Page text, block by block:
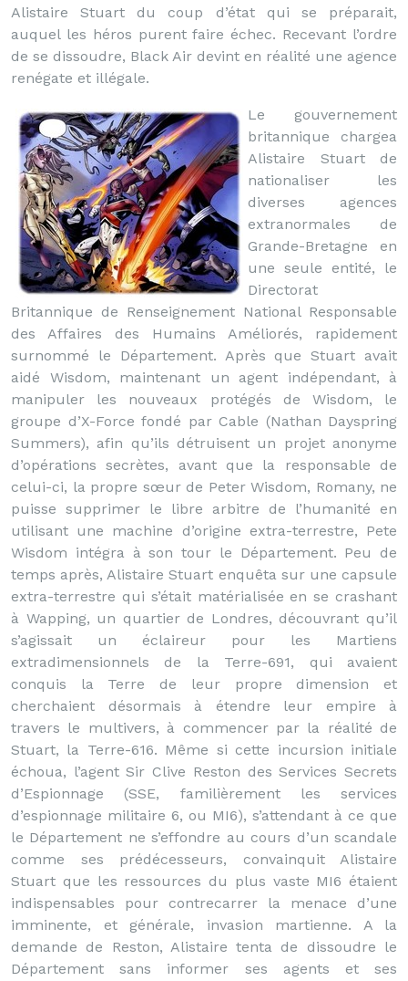
Alistaire Stuart du coup d’état qui se préparait,
auquel les héros purent faire échec. Recevant l’ordre
de se dissoudre, Black Air devint en réalité une agence
renégate et illégale.
Le gouvernement
britannique chargea
Alistaire Stuart de
nationaliser les
diverses agences
extranormales de
Grande-Bretagne en
une seule entité, le
Directorat
Britannique de Renseignement National Responsable
des Affaires des Humains Améliorés, rapidement
surnommé le Département. Après que Stuart avait
aidé Wisdom, maintenant un agent indépendant, à
manipuler les nouveaux protégés de Wisdom, le
groupe d’X-Force fondé par Cable (Nathan Dayspring
Summers), afin qu’ils détruisent un projet anonyme
d’opérations secrètes, avant que la responsable de
celui-ci, la propre sœur de Peter Wisdom, Romany, ne
puisse supprimer le libre arbitre de l’humanité en
utilisant une machine d’origine extra-terrestre, Pete
Wisdom intégra à son tour le Département. Peu de
temps après, Alistaire Stuart enquêta sur une capsule
extra-terrestre qui s’était matérialisée en se crashant
à Wapping, un quartier de Londres, découvrant qu’il
s’agissait un éclaireur pour les Martiens
extradimensionnels de la Terre-691, qui avaient
conquis la Terre de leur propre dimension et
cherchaient désormais à étendre leur empire à
travers le multivers, à commencer par la réalité de
Stuart, la Terre-616. Même si cette incursion initiale
échoua, l’agent Sir Clive Reston des Services Secrets
d’Espionnage (SSE, familièrement les services
d’espionnage militaire 6, ou MI6), s’attendant à ce que
le Département ne s’effondre au cours d’un scandale
comme ses prédécesseurs, convainquit Alistaire
Stuart que les ressources du plus vaste MI6 étaient
indispensables pour contrecarrer la menace d’une
imminente, et générale, invasion martienne. A la
demande de Reston, Alistaire tenta de dissoudre le
Département sans informer ses agents et ses